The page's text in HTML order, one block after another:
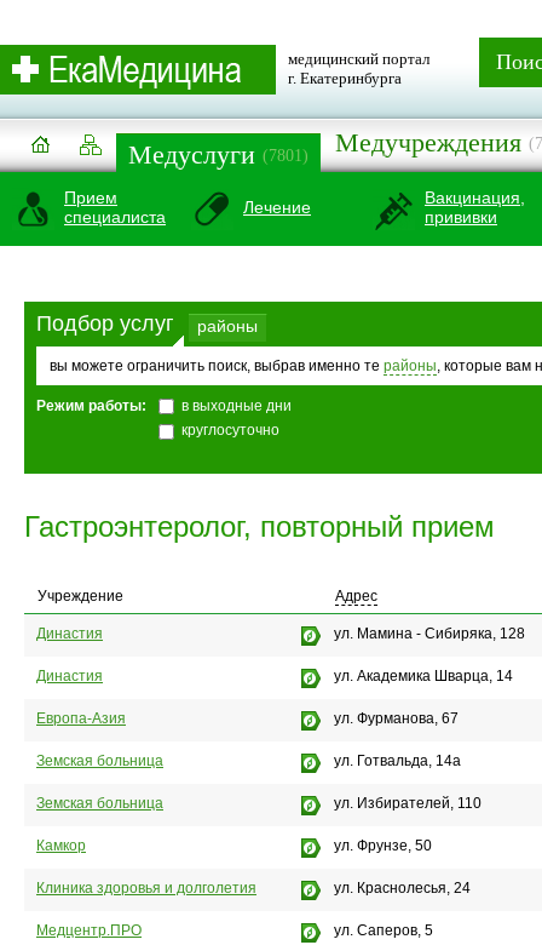
медицинский портал
г. Екатеринбурга
Медуслуги (7801) Медучреждения
Прием
специалиста
Лечение
Вакцинация,
прививки
Подбор услуг районы
вы можете ограничить поиск, выбрав именно те районы, которые вам
Режим работы:
в выходные дни
круглосуточно
Гастроэнтеролог, повторный прием
Учреждение Адрес
Династия ул. Мамина - Сибиряка, 128
Династия ул. Академика Шварца, 14
Европа-Азия ул. Фурманова, 67
Земская больница ул. Готвальда, 14а
Земская больница ул. Избирателей, 110
Камкор ул. Фрунзе, 50
Клиника здоровья и долголетия ул. Краснолесья, 24
Медцентр.ПРО ул. Саперов, 5